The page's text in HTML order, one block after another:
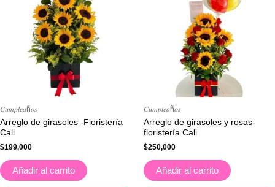
𝐶𝑢𝑚𝑝𝑙𝑒𝑎ñ𝑜𝑠
Arreglo de girasoles -Floristería
Cali
$199,000
Añadir al carrito
𝐶𝑢𝑚𝑝𝑙𝑒𝑎ñ𝑜𝑠
Arreglo de girasoles y rosas-
floristería Cali
$250,000
Añadir al carrito